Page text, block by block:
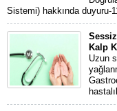
Sistemi) hakkında duyuru-
Kalp
Uzun